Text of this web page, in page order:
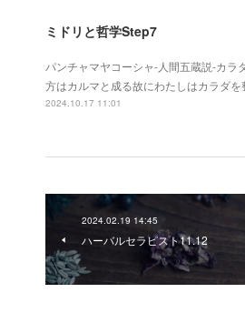
ミドリと哲学Step7
パンチャマヤコーシャ-人間五蔵説-カラ
方はカルマと成る故にわたしはカラダ
2024.10.17 11:01
2024.02.19 14:45
ハーバルセラピスト11.12